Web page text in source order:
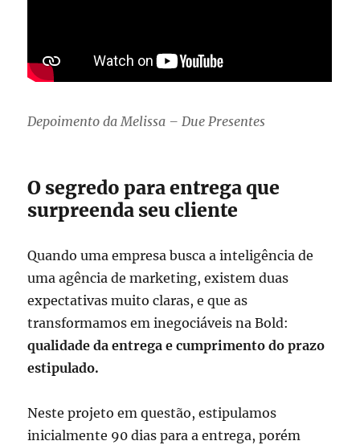
Depoimento da Melissa – Due Presentes
O segredo para entrega que
surpreenda seu cliente
Quando uma empresa busca a inteligência de
uma agência de marketing, existem duas
expectativas muito claras, e que as
transformamos em inegociáveis na Bold:
qualidade da entrega e cumprimento do prazo
estipulado.
Neste projeto em questão, estipulamos
inicialmente 90 dias para a entrega, porém